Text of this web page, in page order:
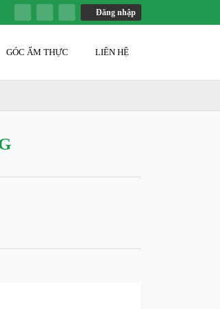
Đăng nhập
GÓC ẨM THỰC LIÊN HỆ